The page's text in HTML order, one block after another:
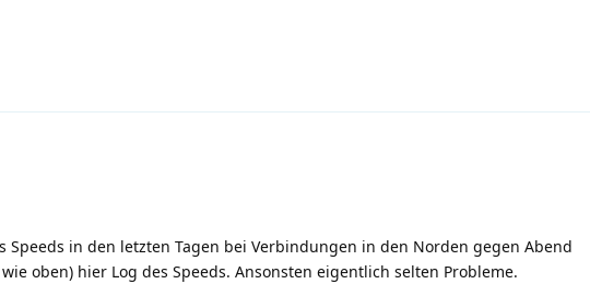
Speeds in den letzten Tagen bei Verbindungen in den Norden gegen Abend
oben) hier Log des Speeds. Ansonsten eigentlich selten Probleme.